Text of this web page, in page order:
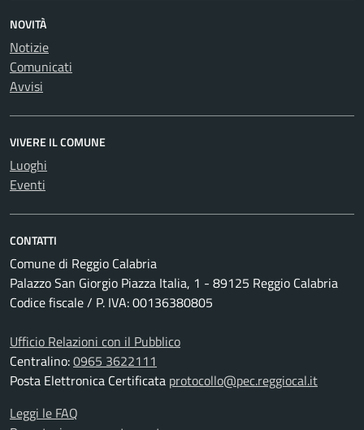
NOVITÀ
Notizie
Comunicati
Avvisi
VIVERE IL COMUNE
Luoghi
Eventi
CONTATTI
Comune di Reggio Calabria
Palazzo San Giorgio Piazza Italia, 1 - 89125 Reggio Calabria
Codice fiscale / P. IVA: 00136380805
Ufficio Relazioni con il Pubblico
Centralino:0965 3622111
Posta Elettronica Certificata protocollo@pec.reggiocal.it
Leggi le FAQ